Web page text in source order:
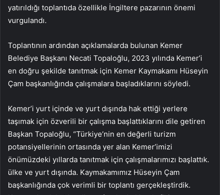
yatırıldığı toplantıda özellikle İngiltere pazarının önemi
vurgulandı.
Toplantının ardından açıklamalarda bulunan Kemer
Belediye Başkanı Necati Topaloğlu, 2023 yılında Kemer’i
en doğru şekilde tanıtmak için Kemer Kaymakamı Hüseyin
Çam başkanlığında çalışmalara başladıklarını söyledi.
Kemer’i yurt içinde ve yurt dışında hak ettiği yerlere
taşımak için özverili bir çalışma başlattıklarını dile getiren
Başkan Topaloğlu, “Türkiye’nin en değerli turizm
potansiyellerinin ortasında yer alan Kemer’imizi
önümüzdeki yıllarda tanıtmak için çalışmalarımızı başlattık.
ülke ve yurt dışında. Kaymakamımız Hüseyin Çam
başkanlığında çok verimli bir toplantı gerçekleştirdik.